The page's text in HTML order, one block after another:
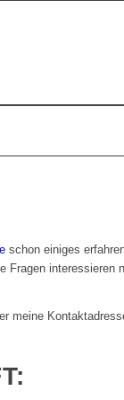
schon einiges
Fragen interessieren
meine